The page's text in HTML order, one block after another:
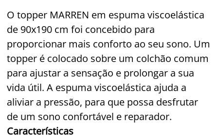
O topper MARREN em espuma viscoelástica
de 90x190 cm foi concebido para
proporcionar mais conforto ao seu sono. Um
topper é colocado sobre um colchão comum
para ajustar a sensação e prolongar a sua
vida útil. A espuma viscoelástica ajuda a
aliviar a pressão, para que possa desfrutar
de um sono confortável e reparador.
Características